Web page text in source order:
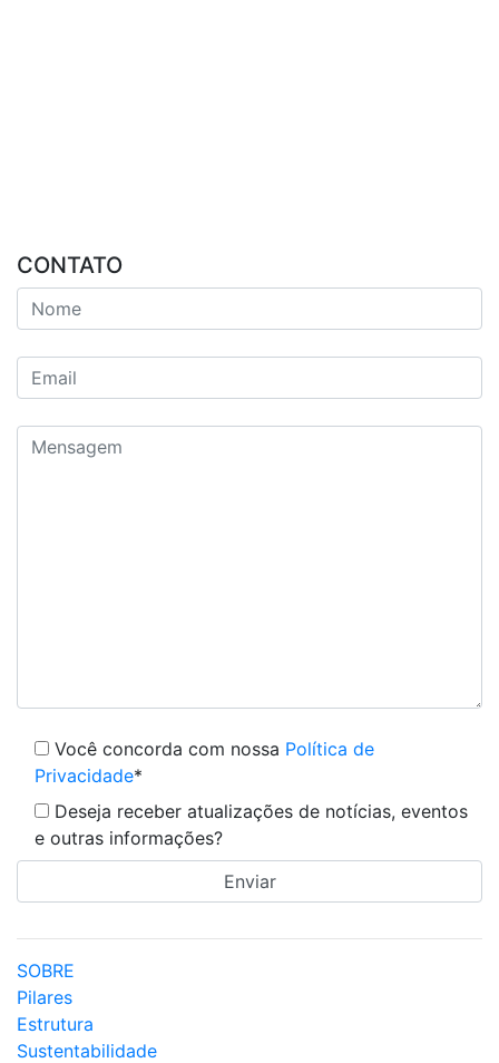
CONTATO
Você concorda com nossa Política de
Privacidade*
Deseja receber atualizações de notícias, eventos
e outras informações?
SOBRE
Pilares
Estrutura
Sustentabilidade